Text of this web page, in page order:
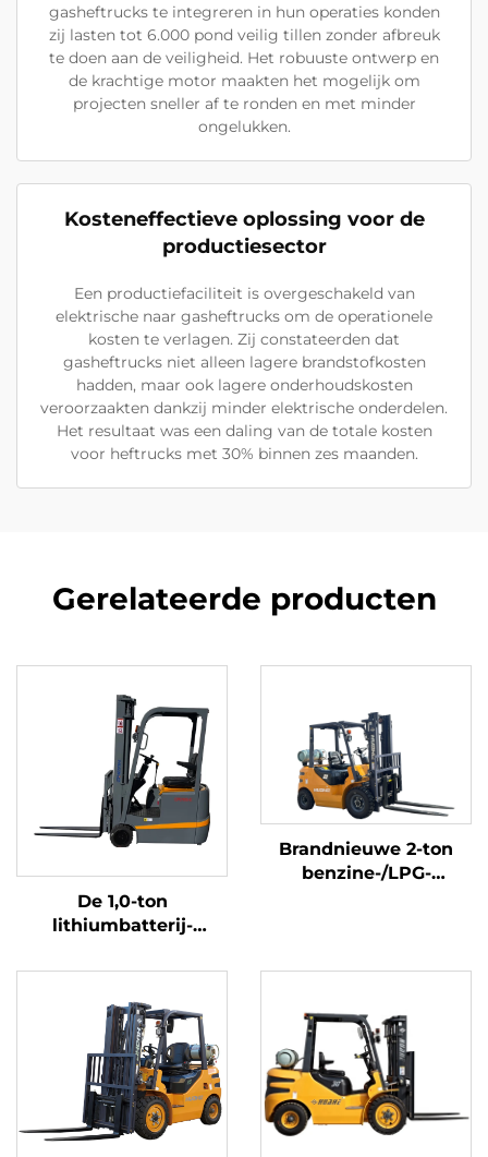
gasheftrucks te integreren in hun operaties konden
zij lasten tot 6.000 pond veilig tillen zonder afbreuk
te doen aan de veiligheid. Het robuuste ontwerp en
de krachtige motor maakten het mogelijk om
projecten sneller af te ronden en met minder
ongelukken.
Kosteneffectieve oplossing voor de
productiesector
Een productiefaciliteit is overgeschakeld van
elektrische naar gasheftrucks om de operationele
kosten te verlagen. Zij constateerden dat
gasheftrucks niet alleen lagere brandstofkosten
hadden, maar ook lagere onderhoudskosten
veroorzaakten dankzij minder elektrische onderdelen.
Het resultaat was een daling van de totale kosten
voor heftrucks met 30% binnen zes maanden.
Gerelateerde producten
De 1,0-ton
lithiumbatterij-
met lithiumbatterij,
is redelijk geprijsd
Brandnieuwe 2-ton
benzine-/LPG-